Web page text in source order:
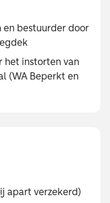
en bestuurder door
het instorten van
(WA Beperkt en
apart verzekerd)